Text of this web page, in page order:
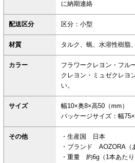
に納期連絡
配送区分 区分：小型
材質 タルク、蝋、水溶性樹脂
カラー
フラワークレヨン・フル
クレヨン・ミュゼクレヨ
い。
サイズ
幅10×奥8×高50（mm）
パッケージサイズ：幅
その他
・生産国 日本
・ブランド AOZORA（
・重量 約6g（1本あたり